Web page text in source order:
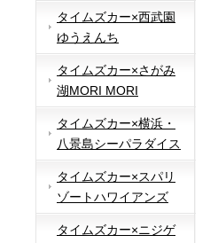
タイムズカー×西武園
ゆうえんち
タイムズカー×さがみ
湖MORI MORI
タイムズカー×横浜・
八景島シーパラダイス
タイムズカー×スパリ
ゾートハワイアンズ
タイムズカー×ニジゲ